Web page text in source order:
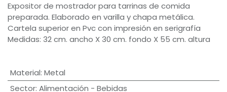
Expositor de mostrador para tarrinas de comida
preparada. Elaborado en varilla y chapa metálica.
Cartela superior en Pvc con impresión en serigrafía
Medidas: 32 cm. ancho X 30 cm. fondo X 55 cm. altura
Material: Metal
Sector: Alimentación - Bebidas